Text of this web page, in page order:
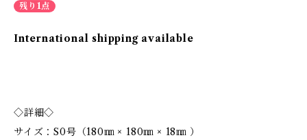
残り1点
International shipping available
◇詳細◇
サイズ：S0号（180㎜ × 180㎜ × 18㎜ ）